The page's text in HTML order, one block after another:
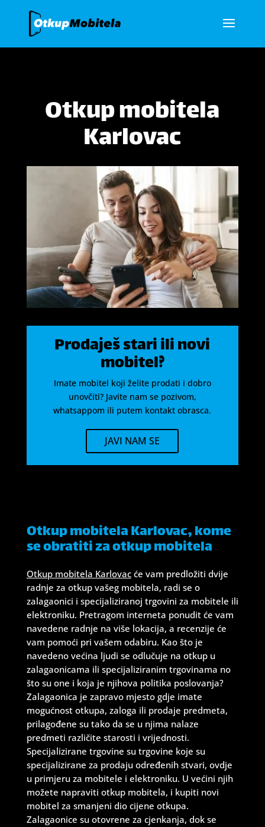
Otkup mobitela
Karlovac
Prodaješ stari ili novi
mobitel?
Imate mobitel koji želite prodati i dobro
unovčiti? Javite nam se pozivom,
whatsappom ili putem kontakt obrasca.
JAVI NAM SE
Otkup mobitela Karlovac, kome
se obratiti za otkup mobitela
Otkup mobitela Karlovacće vam predložiti dvije
radnje za otkup vašeg mobitela, radi se o
zalagaonici i specijaliziranoj trgovini za mobitele ili
elektroniku. Pretragom interneta ponudit će vam
navedene radnje na više lokacija, a recenzije će
vam pomoći pri vašem odabiru. Kao što je
navedeno većina ljudi se odlučuje na otkup u
zalagaonicama ili specijaliziranim trgovinama no
što su one i koja je njihova politika poslovanja?
Zalagaonica je zapravo mjesto gdje imate
mogućnost otkupa, zaloga ili prodaje predmeta,
prilagođene su tako da se u njima nalaze
predmeti različite starosti i vrijednosti.
Specijalizirane trgovine su trgovine koje su
specijalizirane za prodaju određenih stvari, ovdje
u primjeru za mobitele i elektroniku. U većini njih
možete napraviti otkup mobitela, i kupiti novi
mobitel za smanjeni dio cijene otkupa.
Zalagaonice su otovrene za cjenkanja, dok se